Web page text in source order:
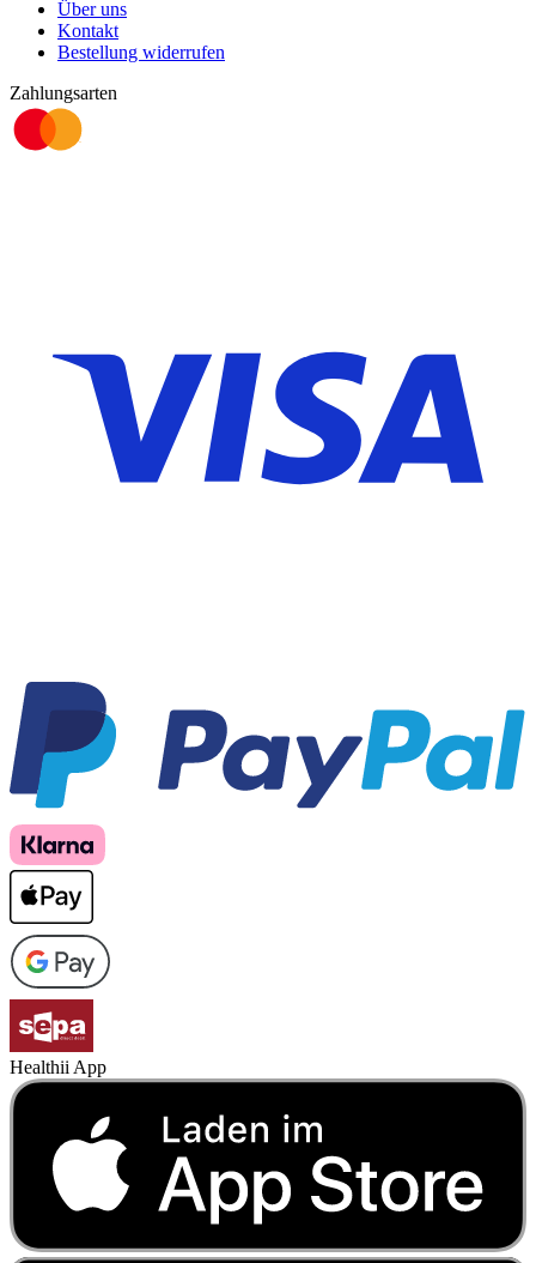
Über uns
Kontakt
Bestellung widerrufen
Zahlungsarten
Healthii App